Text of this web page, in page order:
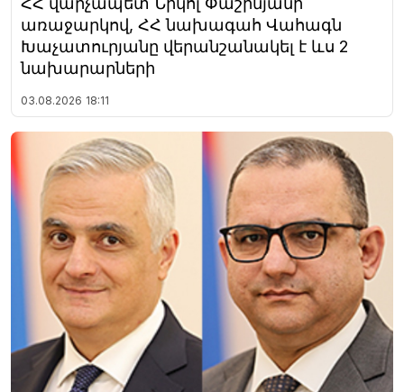
առաջարկով, ՀՀ նախագահ Վահագն
Խաչատուրյանը վերանշանակել է ևս 2
նախարարների
03.08.2026 18:11